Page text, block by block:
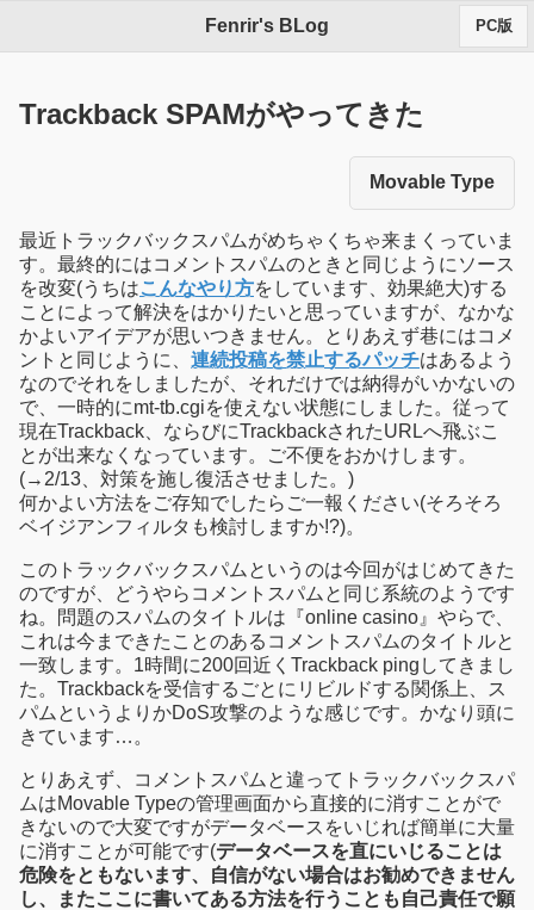
Fenrir's BLog PC版
Trackback SPAMがやってきた
Movable Type
最近トラックバックスパムがめちゃくちゃ来まくっていま
す。最終的にはコメントスパムのときと同じようにソース
を改変(うちはこんなやり方をしています、効果絶大)する
ことによって解決をはかりたいと思っていますが、なかな
かよいアイデアが思いつきません。とりあえず巷にはコメ
ントと同じように、 連続投稿を禁止するパッチはあるよう
なのでそれをしましたが、それだけでは納得がいかないの
で、一時的にmt-tb.cgiを使えない状態にしました。従って
現在Trackback、ならびにTrackbackされたURLへ飛ぶこ
とが出来なくなっています。ご不便をおかけします。
(→2/13、対策を施し復活させました。)
何かよい方法をご存知でしたらご一報ください(そろそろ
ベイジアンフィルタも検討しますか!?)。
このトラックバックスパムというのは今回がはじめてきた
のですが、どうやらコメントスパムと同じ系統のようです
ね。問題のスパムのタイトルは『online casino』やらで、
これは今まできたことのあるコメントスパムのタイトルと
一致します。1時間に200回近くTrackback pingしてきまし
た。Trackbackを受信するごとにリビルドする関係上、ス
パムというよりかDoS攻撃のような感じです。かなり頭に
きています…。
とりあえず、コメントスパムと違ってトラックバックスパ
ムはMovable Typeの管理画面から直接的に消すことがで
きないので大変ですがデータベースをいじれば簡単に大量
に消すことが可能です(データベースを直にいじることは
危険をともないます、自信がない場合はお勧めできません
し、またここに書いてある方法を行うことも自己責任で願